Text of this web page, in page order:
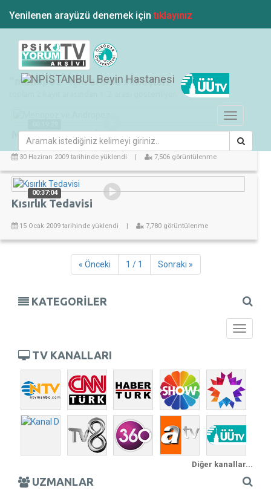
Yenilenen arayüzü denemek içintıklayınız
Toggle
navigation
"menapoz" için arama sonuçları
Menopoz ve Andropoz
30 Haziran 2009 tarihinde yüklendi 7,506 görüntülenme
00:37:04
Kısırlık Tedavisi
15 Ocak 2009 tarihinde yüklendi | 7,780 görüntülenme
« Önceki 1 / 1 Sonraki »
KATEGORİLER
Toggle
TV KANALLARI
Diğer kanallar...
UZMANLAR